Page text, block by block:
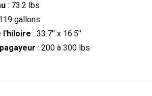
: 73.2 lbs
gallons
l'hiloire : 33.7'' x 16.5''
: 200 à 300 lbs